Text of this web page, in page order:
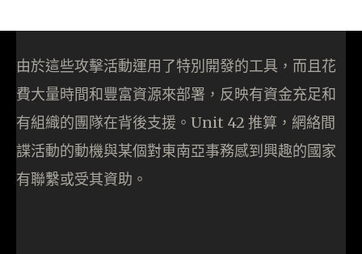
由於這些攻擊活動運用了特別開發的工具，而且花
費大量時間和豐富資源來部署，反映有資金充足和
有組織的團隊在背後支援。Unit 42 推算，網絡間
諜活動的動機與某個對東南亞事務感到興趣的國家
有聯繫或受其資助。